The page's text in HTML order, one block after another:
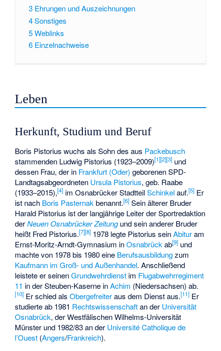
3 Ehrungen und Auszeichnungen
4Sonstiges
5Weblinks
6 Einzelnachweise
Leben
Herkunft, Studium und Beruf
Boris Pistorius wuchs als Sohn des aus Packebusch
stammenden Ludwig Pistorius (1923–2009)[1][2][3] und
dessen Frau, der in Frankfurt (Oder) geborenen SPD-
Landtagsabgeordneten Ursula Pistorius, geb. Raabe
(1933–2015),[4] im Osnabrücker StadtteilSchinkelauf.[5] Er
ist nach Boris Pasternak benannt.[6] Sein älterer Bruder
Harald Pistorius ist der langjährige Leiter der Sportredaktion
derNeuen Osnabrücker Zeitungund sein anderer Bruder
heißt Fred Pistorius.[7][8] 1978 legte Pistorius seinAbituram
Ernst-Moritz-Arndt-Gymnasium inOsnabrück ab[9] und
machte von 1978 bis 1980 eine Berufsausbildungzum
Kaufmann im Groß- und Außenhandel. Anschließend
leistete er seinenGrundwehrdienst im Flugabwehrregiment
11 in derSteuben-Kaserne inAchim (Niedersachsen) ab.
[10] Er schied alsObergefreiteraus dem Dienst aus.[11] Er
studierte ab 1981 Rechtswissenschaftan der Universität
Osnabrück, derWestfälischen Wilhelms-Universität
Münster und 1982/83 an der Université Catholique de
l’Ouest (Angers/Frankreich).